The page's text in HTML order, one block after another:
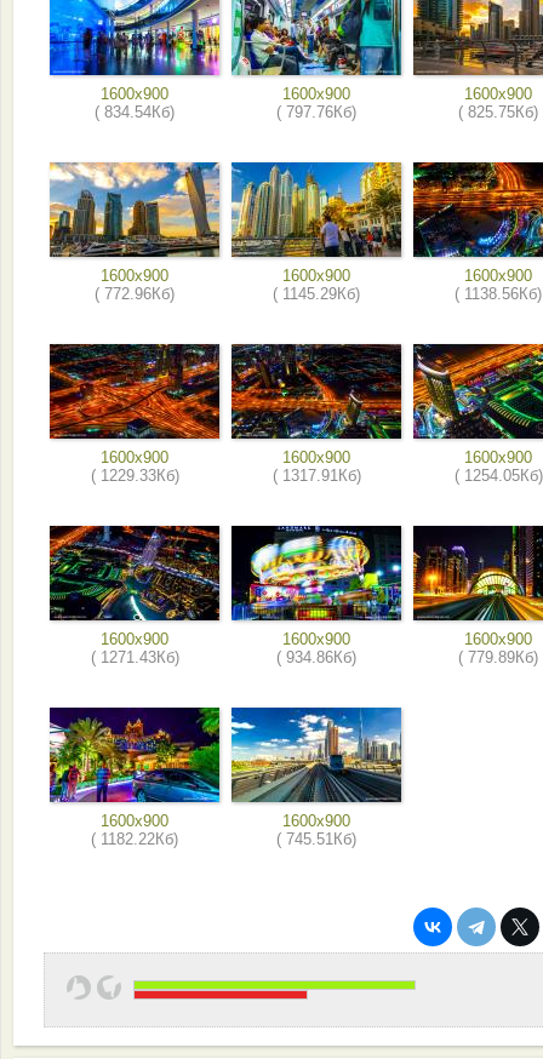
1600x900
( 834.54Кб)
1600x900
( 797.76Кб)
1600x900
( 825.75Кб)
1600x900
( 772.96Кб)
1600x900
( 1145.29Кб)
1600x900
( 1138.56Кб)
1600x900
( 1229.33Кб)
1600x900
( 1317.91Кб)
1600x900
( 1254.05Кб)
1600x900
( 1271.43Кб)
1600x900
( 934.86Кб)
1600x900
( 779.89Кб)
1600x900
( 1182.22Кб)
1600x900
( 745.51Кб)